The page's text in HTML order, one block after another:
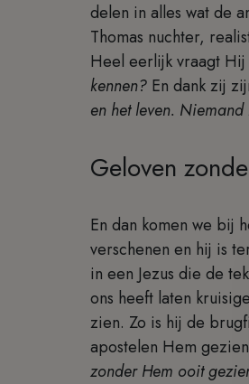
delen in alles wat de
Thomas nuchter,
Heel eerlijk vraagt Hij
kennen? En dank zij
en het leven.
Geloven
En dan komen we bij
verschenen en hij is
in een Jezus die de
ons heeft laten
zien. Zo is hij de
apostelen Hem
zonder Hem ooit